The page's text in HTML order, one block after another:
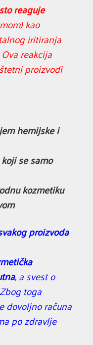
reaguje
kao
iritiranja
reakcija
proizvodi
hemijske i
se samo
kozmetiku
proizvoda
, a svest o
toga
dovoljno računa
po zdravlje